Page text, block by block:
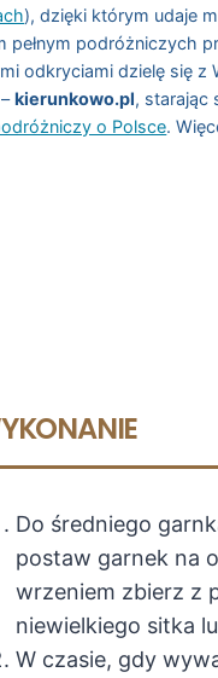
), dzięki którym udaje
pełnym podróżniczych
odkryciami dzielę się z
–kierunkowo.pl, starając
o Polsce.
Do średniego
postaw garnek na
wrzeniem zbierz z
niewielkiego sitka
W czasie, gdy